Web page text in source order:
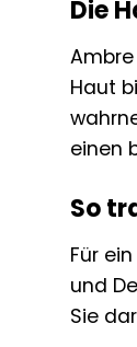
Die
Haut
einen
So
Für
und
Sie